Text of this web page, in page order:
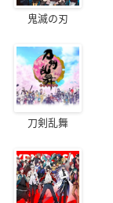
鬼滅の刃
刀剣乱舞